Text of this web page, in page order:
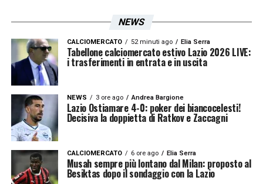
cosa la si fa più facilmente, stiamo avendo
abbastanza occasioni noi difensori. E’ buono
vedere che la difesa può aiutare in attacco.
Sull’esultanza sì posso dire che la farò
sempre, mi sento un soldato per la squadra.
Sarà la mia esultanza».
LA PLAYLIST DELLE NOSTRE TOP NEWS
NEWS
CALCIOMERCATO 52 minuti ago Elia Serra
Tabellone calciomercato estivo Lazio 2026 LIVE:
i trasferimenti in entrata e in uscita
NEWS 3 ore ago Andrea Bargione
Lazio Ostiamare 4-0: poker dei biancocelesti!
Decisiva la doppietta di Ratkov e Zaccagni
CALCIOMERCATO 6 ore ago Elia Serra
Musah sempre più lontano dal Milan: proposto al
Besiktas dopo il sondaggio con la Lazio